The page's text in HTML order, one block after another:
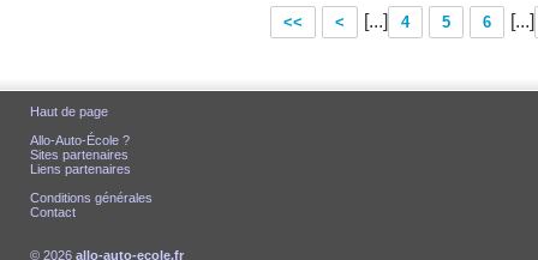
<< < [...] 4 5 6 [...]
Haut de page
Allo-Auto-École ?
Sites partenaires
Liens partenaires
Conditions générales
Contact
© 2026 allo-auto-ecole.fr